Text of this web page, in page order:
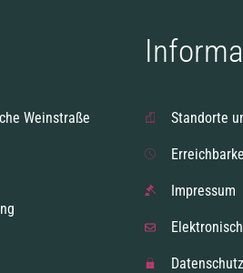
Weinstraße
Standorte
Impressum
Datenschutz